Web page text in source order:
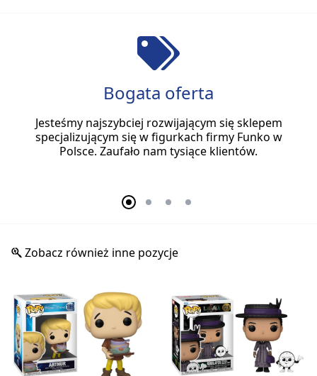
Bogata oferta
Jesteśmy najszybciej rozwijającym się sklepem
specjalizującym się w figurkach firmy Funko w
Polsce. Zaufało nam tysiące klientów.
Zobacz również inne pozycje